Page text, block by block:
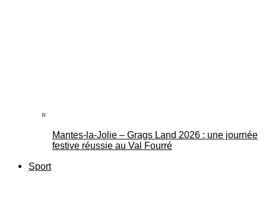
Mantes-la-Jolie – Grags Land 2026 : une journée
festive réussie au Val Fourré
Sport